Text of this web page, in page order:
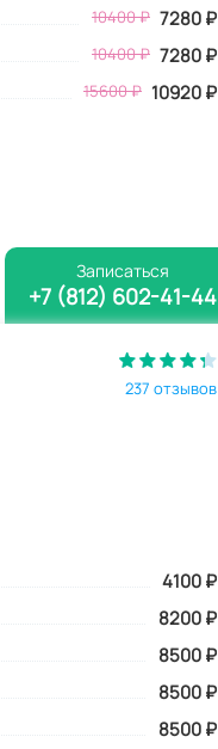
10400 ₽ 7280 ₽
10400 ₽ 7280 ₽
15600 ₽ 10920 ₽
Записаться
+7 (812) 602-41-44
237 отзывов
4100₽
8200 ₽
8500 ₽
8500 ₽
8500 ₽